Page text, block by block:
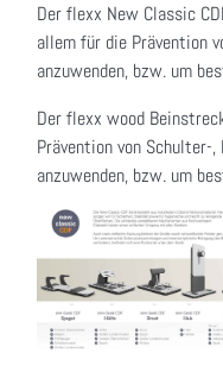
Der flexx New Classic
allem für die Prävention
anzuwenden, bzw. um
Der flexx wood
Prävention von Schulter-
anzuwenden, bzw. um